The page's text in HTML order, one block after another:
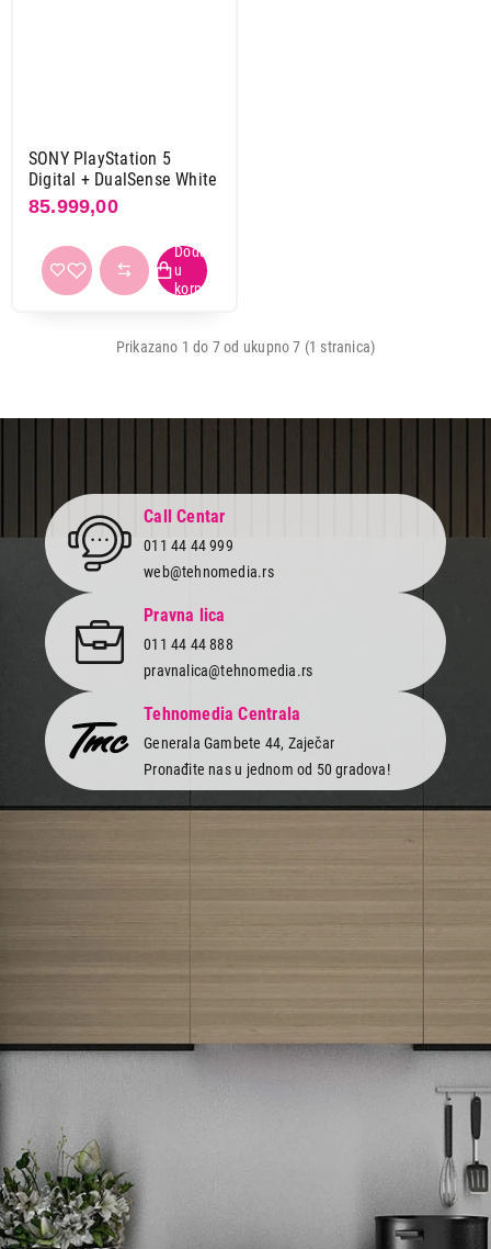
SONY PlayStation 5
Digital + DualSense White
85.999,00
Prikazano 1 do 7 od ukupno 7 (1 stranica)
Nastavi kupovinu
Završi kupovinu
Call Centar
011 44 44 999
web@tehnomedia.rs
Pravna lica
011 44 44 888
pravnalica@tehnomedia.rs
Tehnomedia Centrala
Generala Gambete 44, Zaječar
Pronađite nas u jednom od 50 gradova!
Tehnomedia